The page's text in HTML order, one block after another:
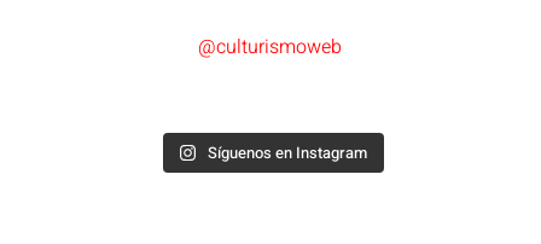
@culturismoweb
Síguenos en Instagram